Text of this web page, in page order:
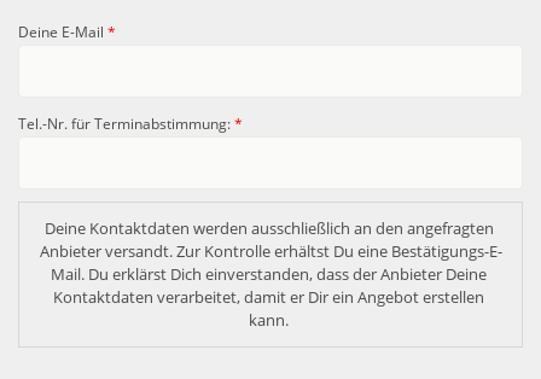
Deine E-Mail *
Tel.-Nr. für Terminabstimmung:*
Deine Kontaktdaten werden ausschließlich an den angefragten
Anbieter versandt. Zur Kontrolle erhältst Du eine Bestätigungs-E-
Mail. Du erklärst Dich einverstanden, dass der Anbieter Deine
Kontaktdaten verarbeitet, damit er Dir ein Angebot erstellen
kann.